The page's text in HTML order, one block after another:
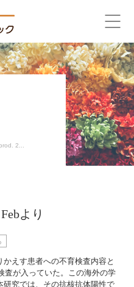
2...
より
えす患者への不育検査内容と
査が入っていた。この海外の学
究では、その抗核抗体陽性で